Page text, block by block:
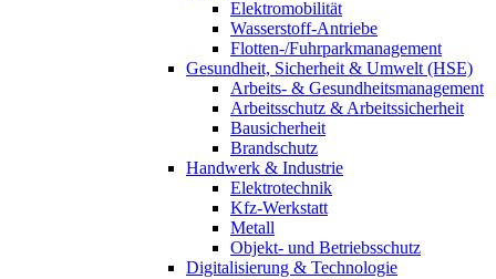
Elektromobilität
Wasserstoff-Antriebe
Flotten-/Fuhrparkmanagement
Gesundheit, Sicherheit & Umwelt (HSE)
Arbeits- & Gesundheitsmanagement
Arbeitsschutz & Arbeitssicherheit
Bausicherheit
Brandschutz
Handwerk & Industrie
Elektrotechnik
Kfz-Werkstatt
Metall
Objekt- und Betriebsschutz
Digitalisierung & Technologie